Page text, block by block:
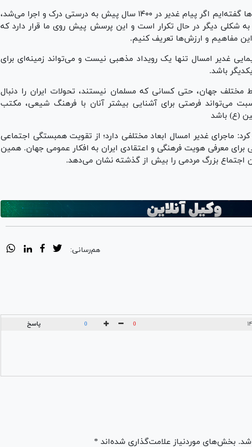
این مجری تلویزیون ادامه داد: سال‌ها گفته‌ایم اگر پیام غدیر در ۱۴۰۰ سال پیش به درستی درک و اجرا می‌شد،
به شکلی دیگر در حال تکرار است و این پرسش پیش روی ما قرار دارد که
مفاهیم و ارزش‌ها تعریف کنیم.
غدیر امسال تنها یک رویداد مذهبی نیست و می‌تواند زمینه‌ای برای
باشد.
مختلف جهان، حتی کسانی که مسلمان نیستند، تحولات ایران را دنبال
می‌تواند فرصتی برای آشنایی بیشتر آنان با فرهنگ شیعی، مکتب
(ع) باشد
ماجرای غدیر امسال ابعاد مختلفی دارد؛ از تقویت همبستگی اجتماعی
برای معرفی هویت فرهنگی و اعتقادی ایران به افکار عمومی جهان. همین
بزرگ مردمی را بیش از گذشته نشان می‌دهد.
هم‌رسانی:
0
0 پاسخ
بخش‌های موردنیاز علامت‌گذاری شده‌اند *